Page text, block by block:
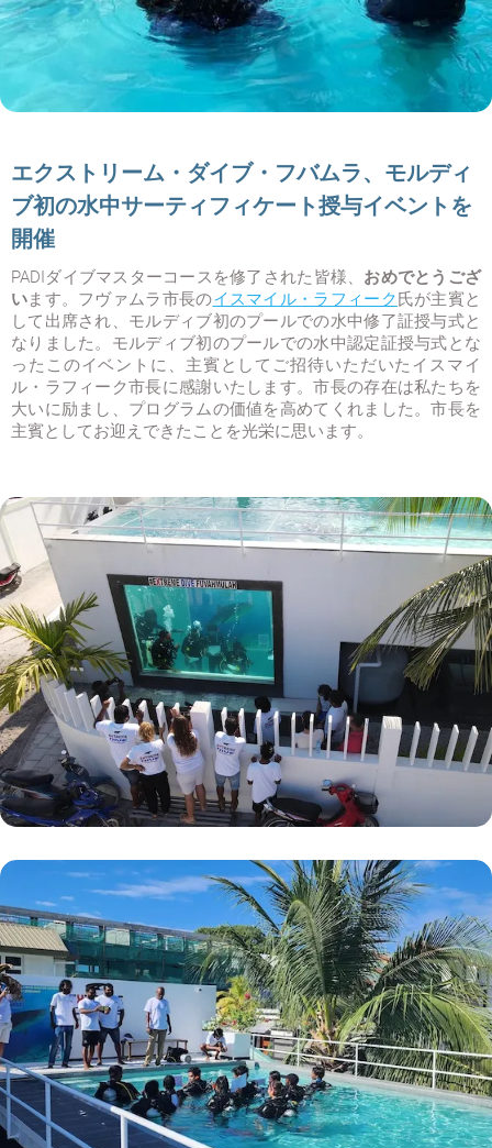
エクストリーム・ダイブ・フバムラ、モルディ
ブ初の水中サーティフィケート授与イベントを
開催
PADIダイブマスターコースを修了された皆様、 おめでとうござ
います。フヴァムラ市長のイスマイル・ラフィーク 氏が主賓と
して出席され、モルディブ初のプールでの水中修了証授与式と
なりました。モルディブ初のプールでの水中認定証授与式とな
ったこのイベントに、主賓としてご招待いただいたイスマイ
ル・ラフィーク市長に感謝いたします。市長の存在は私たちを
大いに励まし、プログラムの価値を高めてくれました。市長を
主賓としてお迎えできたことを光栄に思います。